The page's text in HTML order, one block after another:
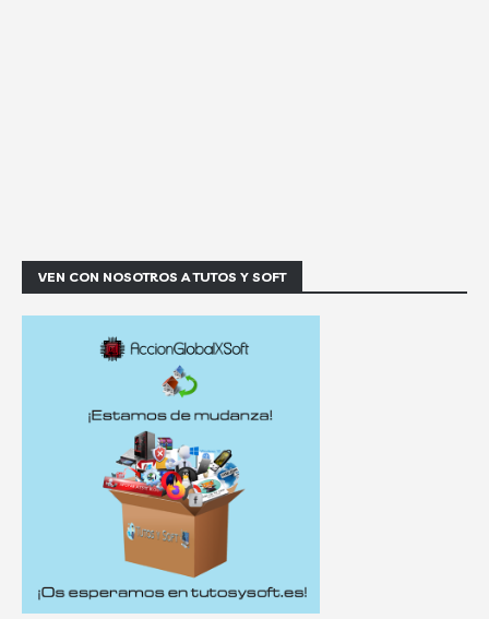
VEN CON NOSOTROS A TUTOS Y SOFT